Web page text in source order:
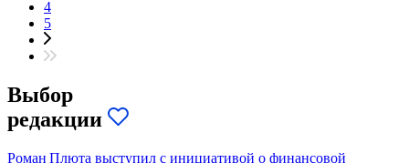
4
5
Выбор
редакции
Роман Плюта выступил с инициативой о финансовой